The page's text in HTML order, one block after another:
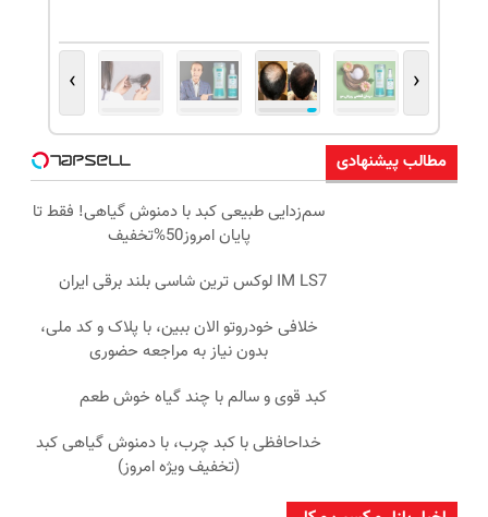
‹
›
مطالب پیشنهادی
سم‌زدایی طبیعی کبد با دمنوش گیاهی! فقط تا
پایان امروز50%تخفیف
IM LS7 لوکس ترین شاسی بلند برقی ایران
خلافی خودروتو الان ببین، با پلاک و کد ملی،
بدون نیاز به مراجعه حضوری
کبد قوی و سالم با چند گیاه خوش طعم
خداحافظی با کبد چرب، با دمنوش گیاهی کبد
(تخفیف ویژه امروز)